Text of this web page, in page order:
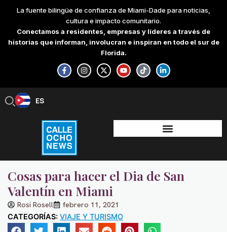
content
La fuente bilingüe de confianza de Miami-Dade para noticias,
cultura e impacto comunitario.
Conectamos a residentes, empresas y líderes a través de
historias que informan, involucran e inspiran en todo el sur de
Florida.
F
a
c
e
-
f
I
n
s
t
X
-
t
w
Y
o
u
t
T
i
k
t
L
i
n
k
-
i
n
ES
EN
Cosas para hacer el Dia de San
Valentín en Miami
Rosi Rosell febrero 11, 2021
CATEGORÍAS: VIAJE Y TURISMO